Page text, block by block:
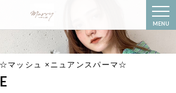
MENU
☆マッシュ ×ニュアンスパーマ☆